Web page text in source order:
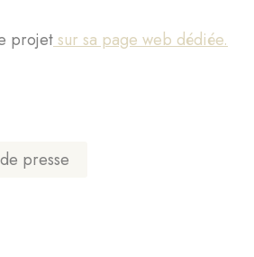
projetsur sa page web dédiée.
presse